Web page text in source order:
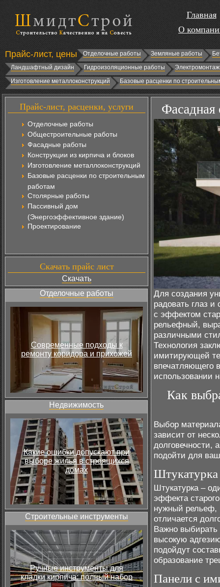
Главная
О
Прайс-лист, цены Отделочные работы Земляные работы
Ландшафтный дизайн
Гидроизоляционные работы
Изготовление металлоконструкций
Базовые расценки по
Прайс-лист, расценки, услуги
Отделочные работы
Общестроительные работы
Фасадные работы
Конструкции из кирпича и блоков
Изготовление металлоконструкций
Базовые расценки по строительным
работам
Столярные работы
Пассивный дом
(Энергоэффективное здание)
Проектирование
Скачать прайс лист
Скачать
Отделочные работы
Современные подходы к
ремонту коридора и прихожей
Недвижимость
Какие ошибки допускают при
выборе жилья в строящихся
домах
Строительные инструменты
Ручные инструменты для
кладки кирпича: полный набор
Фасадная
Для создания
радовать глаз и
с эффектом
рельефный,
различными
Технология
имитирующей
впечатляющего
использовании
Как
Выбор
зависит от
долговечности,
подойти для
Штукатурка
Штукатурка –
эффекта
нужный рельеф,
отличается
Важно выбирать
высокую
подойдут
образование
Панели с